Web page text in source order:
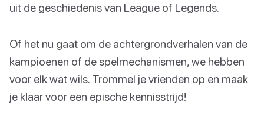
uit de geschiedenis van League of Legends.
Of het nu gaat om de achtergrondverhalen van de
kampioenen of de spelmechanismen, we hebben
voor elk wat wils. Trommel je vrienden op en maak
je klaar voor een epische kennisstrijd!